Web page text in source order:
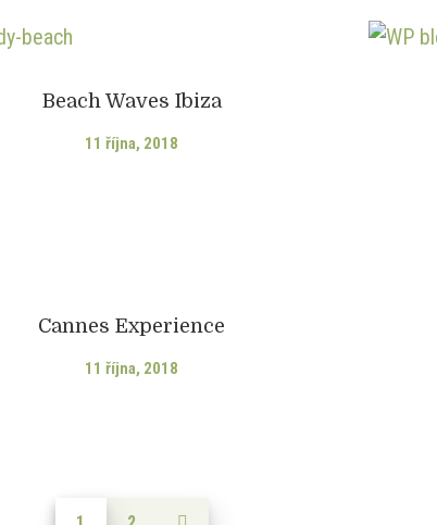
11 října, 2018
Beach Waves Ibiza
11 října, 2018
Cannes Experience